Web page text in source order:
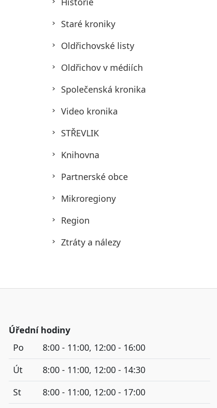
Staré kroniky
Oldřichovské listy
Oldřichov v médiích
Společenská kronika
Video kronika
STŘEVLIK
Knihovna
Partnerské obce
Mikroregiony
Region
Ztráty a nálezy
Úřední hodiny
Po
8:00 - 11:00, 12:00 - 16:00
Út
8:00 - 11:00, 12:00 - 14:30
St
8:00 - 11:00, 12:00 - 17:00